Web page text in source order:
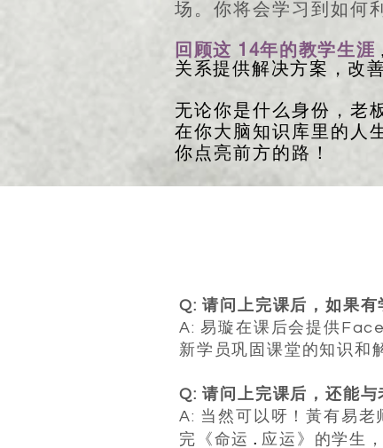
场。你将会学习到如何
回顾这 14年的教学生涯
关系提供解决方案，改
无论你是什么身份，老
在你大脑知识库里的人
你点亮前方的路！
Q: 请问上完课后，如果
A: 易璇在课后会提供
新学员巩固课堂的知识和
Q: 请问上完课后，还能
A: 当然可以呀！黃有易
完《命运 . 应运》的学生